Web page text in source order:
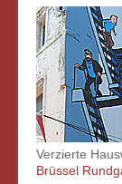
Verzierte
Brüssel